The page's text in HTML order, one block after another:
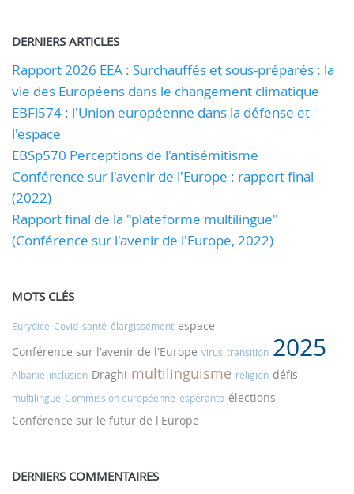
DERNIERS ARTICLES
Rapport 2026 EEA : Surchauffés et sous-préparés : la
vie des Européens dans le changement climatique
EBFl574 : l'Union européenne dans la défense et
l'espace
EBSp570 Perceptions de l'antisémitisme
Conférence sur l'avenir de l'Europe : rapport final
(2022)
Rapport final de la "plateforme multilingue"
(Conférence sur l'avenir de l'Europe, 2022)
MOTS CLÉS
Eurydice Covid santé élargissement espace
Conférence sur l'avenir de l'Europe virus transition 2025
Albanie inclusion Draghi multilinguisme religion défis
multilingue Commission européenne espéranto élections
Conférence sur le futur de l'Europe
DERNIERS COMMENTAIRES